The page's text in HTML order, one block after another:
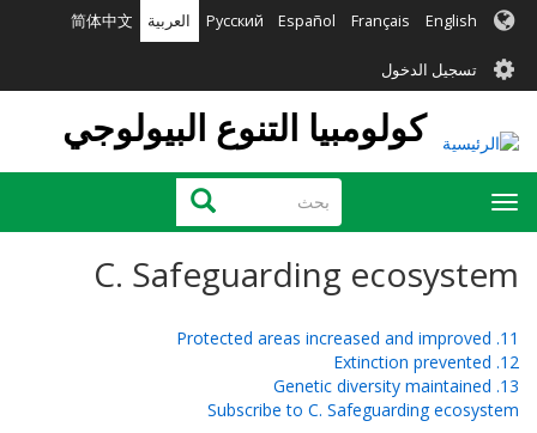
تجاوز
المحتوى
الرئيسي
English
Français
Español
Русский العربية 简体中文
User
account
menu
تسجيل الدخول
كولومبيا التنوع البيولوجي
بحث بحث
Toggle
navigation
C. Safeguarding ecosystem
11. Protected areas increased and improved
12. Extinction prevented
13. Genetic diversity maintained
Subscribe to C. Safeguarding ecosystem